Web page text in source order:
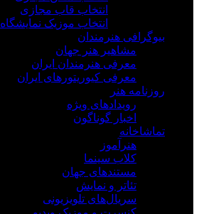
انتخاب قاب مجازی
انتخاب موزیک نمایشگاه
بیوگرافی هنرمندان
مشاهیر هنر جهان
معرفی هنرمندان ایران
معرفی کیوریتورهای ایران
روزنامه هنر
رویدادهای ویژه
اخبار گوناگون
تماشاخانه
هنرآموز
کلاب سینما
مستندهای جهان
تئاتر و نمایش
سریال‌های تلویزیونی